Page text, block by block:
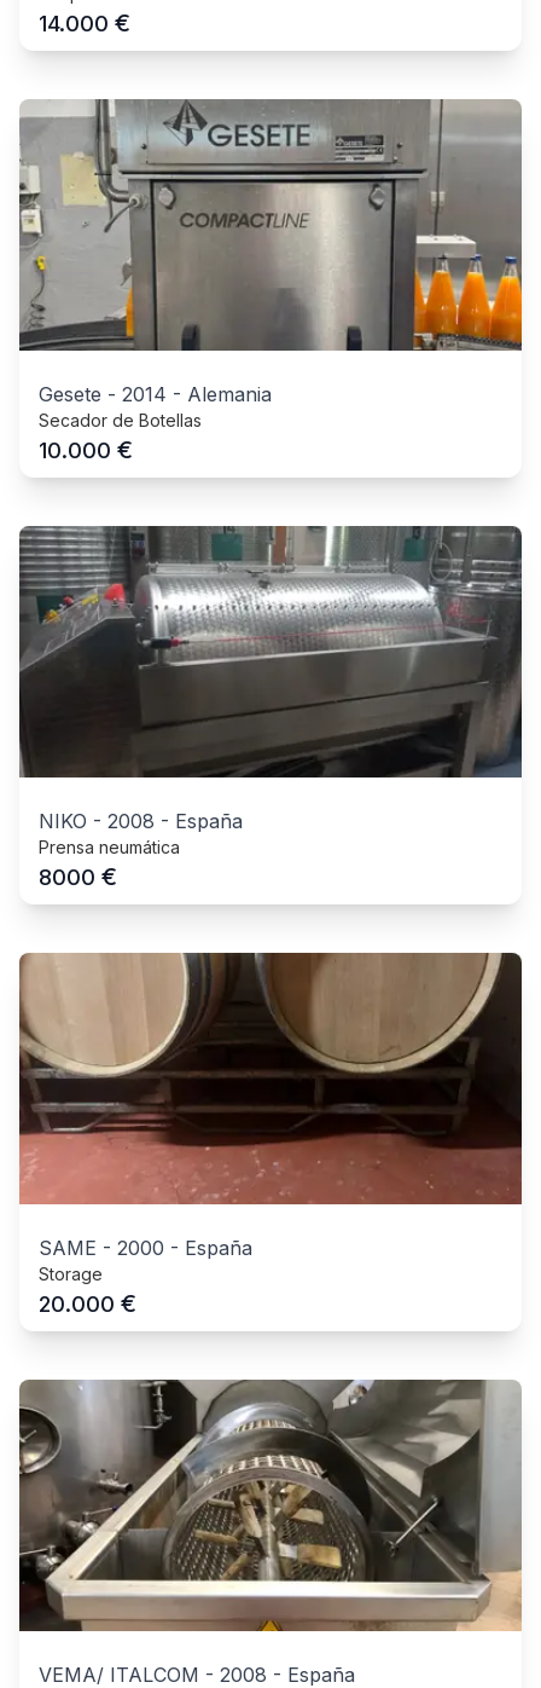
14.000 €
Gesete - 2014 - Alemania
Secador de Botellas
10.000 €
NIKO - 2008 - España
Prensa neumática
8000 €
SAME - 2000 - España
Storage
20.000 €
VEMA/ ITALCOM - 2008 - España